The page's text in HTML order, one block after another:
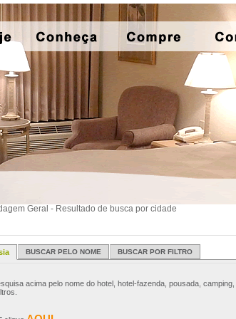
Geral - Resultado de busca por cidade
BUSCAR PELO NOME BUSCAR POR FILTRO
acima pelo nome do hotel, hotel-fazenda, pousada,